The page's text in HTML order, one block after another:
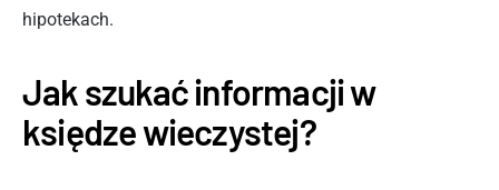
hipotekach.
Jak szukać informacji w
księdze wieczystej?